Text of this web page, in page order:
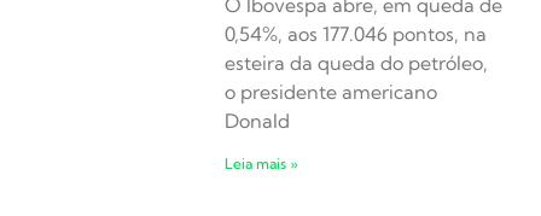
O Ibovespa abre, em queda de
0,54%, aos 177.046 pontos, na
esteira da queda do petróleo,
o presidente americano
Donald
Leia mais »